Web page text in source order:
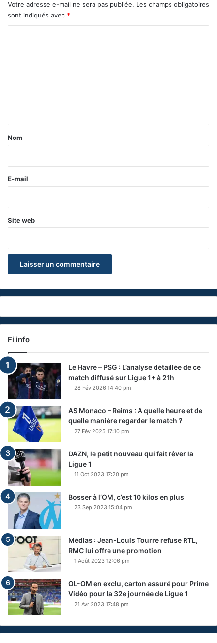
Votre adresse e-mail ne sera pas publiée. Les champs obligatoires
sont indiqués avec *
a
e
Nom
E-mail
Site web
Filinfo
Le Havre – PSG : L’analyse détaillée de ce
match diffusé sur Ligue 1+ à 21h
28 Fév 2026 14:40 pm
AS Monaco – Reims : A quelle heure et de
quelle manière regarder le match ?
27 Fév 2025 17:10 pm
DAZN, le petit nouveau qui fait rêver la
Ligue 1
11 Oct 2023 17:20 pm
Bosser à l’OM, c’est 10 kilos en plus
23 Sep 2023 15:04 pm
Médias : Jean-Louis Tourre refuse RTL,
RMC lui offre une promotion
1 Août 2023 12:06 pm
OL-OM en exclu, carton assuré pour Prime
Vidéo pour la 32e journée de Ligue 1
21 Avr 2023 17:48 pm